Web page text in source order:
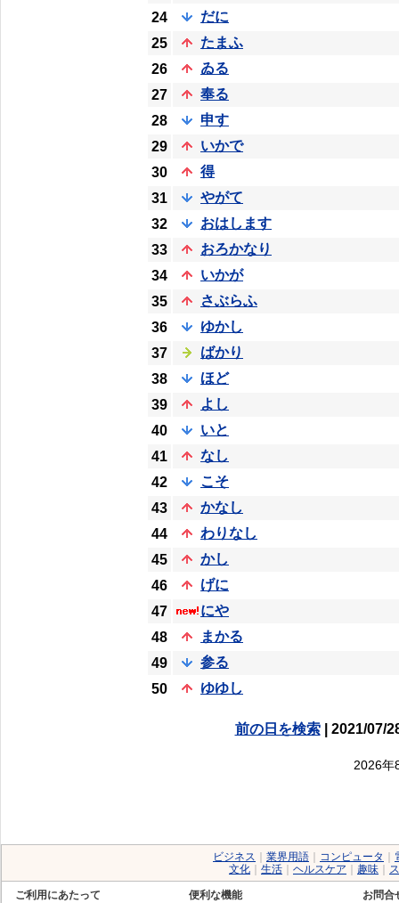
24
だに
25
たまふ
26
ゐる
27
奉る
28
申す
29
いかで
30
得
31
やがて
32
おはします
33
おろかなり
34
いかが
35
さぶらふ
36
ゆかし
37
ばかり
38
ほど
39
よし
40
いと
41
なし
42
こそ
43
かなし
44
わりなし
45
かし
46
げに
47
にや
48
まかる
49
参る
50
ゆゆし
前の日を検索| 2021/07/
2026年
ビジネス 業界用語 コンピュータ
文化
生活 ヘルスケア 趣味
ご利用にあたって
便利な機能
お問合